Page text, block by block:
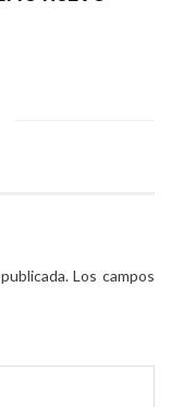
Los campos